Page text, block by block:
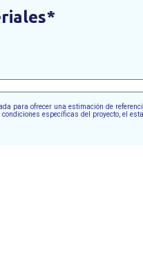
para ofrecer una estimación de
específicas del proyecto, el